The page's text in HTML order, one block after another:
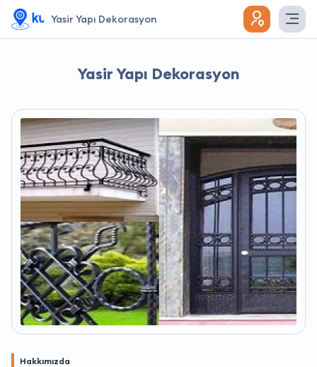
Yasir Yapı Dekorasyon
Yasir Yapı Dekorasyon
Hakkımızda